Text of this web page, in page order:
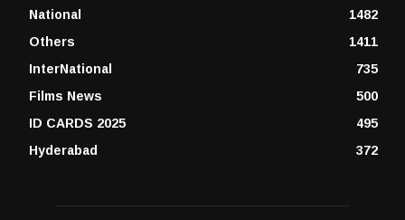
National
1482
Others
1411
InterNational
735
Films News
500
ID CARDS 2025
495
Hyderabad
372